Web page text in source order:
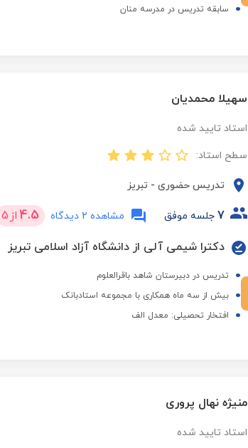
سابقه تدریس در مدرسه منان
سهیلا محمدیان
استاد تایید شده
سطح استاد:
تدریس حضوری - تبریز
7 جلسه موفق مشاهده 2 دیدگاه 4.5 از 5
دکترا شیمی آلی از دانشگاه آزاد اسلامی تبریز
تدریس در دبیرستان شاهد باقرالعلوم
بیش از سه ماه همکاری با مجموعه استادبانک
افتخار تحصیلی: معدل الف
منیژه نهال پروری
استاد تایید شده